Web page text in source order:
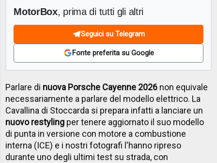
MotorBox, prima di tutti gli altri
Seguici su Telegram
Fonte preferita su Google
Parlare di nuova Porsche Cayenne 2026 non equivale
necessariamente a parlare del modello elettrico. La
Cavallina di Stoccarda si prepara infatti a lanciare un
nuovo restyling per tenere aggiornato il suo modello
di punta in versione con motore a combustione
interna (ICE) e i nostri fotografi l'hanno ripreso
durante uno degli ultimi test su strada, con